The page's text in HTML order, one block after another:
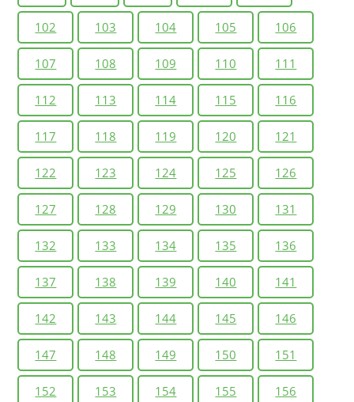
102 103 104 105 106
107 108 109 110 111
112 113 114 115 116
117 118 119 120 121
122 123 124 125 126
127 128 129 130 131
132 133 134 135 136
137 138 139 140 141
142 143 144 145 146
147 148 149 150 151
152 153 154 155 156